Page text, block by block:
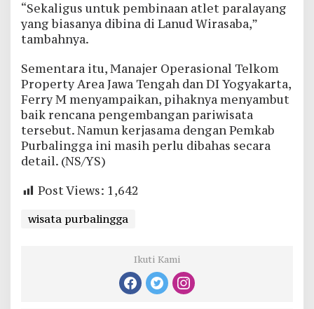
“Sekaligus untuk pembinaan atlet paralayang
yang biasanya dibina di Lanud Wirasaba,”
tambahnya.
Sementara itu, Manajer Operasional Telkom
Property Area Jawa Tengah dan DI Yogyakarta,
Ferry M menyampaikan, pihaknya menyambut
baik rencana pengembangan pariwisata
tersebut. Namun kerjasama dengan Pemkab
Purbalingga ini masih perlu dibahas secara
detail. (NS/YS)
Post Views: 1,642
wisata purbalingga
Ikuti Kami